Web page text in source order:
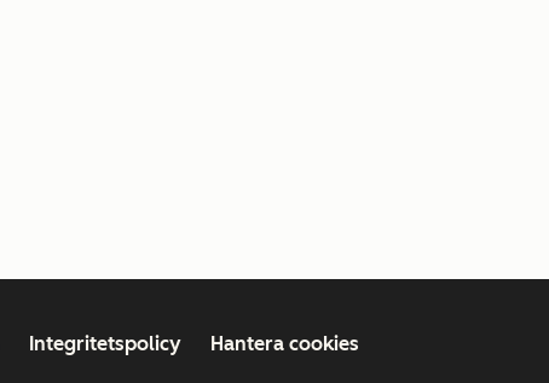
Integritetspolicy Hantera cookies